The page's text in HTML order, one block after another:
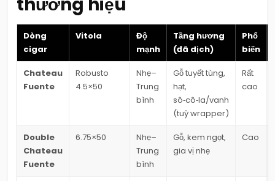
Dòng
cigar
Vitola
Độ
mạnh
Tầng hương
(đã dịch)
Phổ
biến
Chateau
Fuente
Robusto
4.5×50
Nhẹ–
Trung
bình
Gỗ tuyết tùng,
hạt,
sô‑cô‑la/vanh
(tuỳ wrapper)
Rất
cao
Double
Chateau
Fuente
6.75×50
Nhẹ–
Trung
bình
Gỗ, kem ngọt,
gia vị nhẹ
Cao